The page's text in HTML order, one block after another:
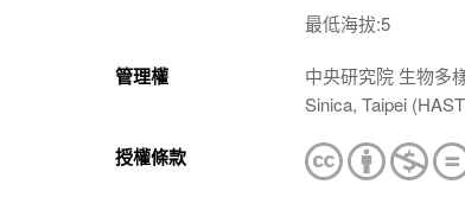
最低海拔:5
管理權
中央研究院 生物多
Sinica, Taipei
授權條款